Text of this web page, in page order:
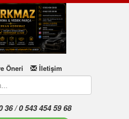
Öneri İletişim
36 / 0 543 454 59 68